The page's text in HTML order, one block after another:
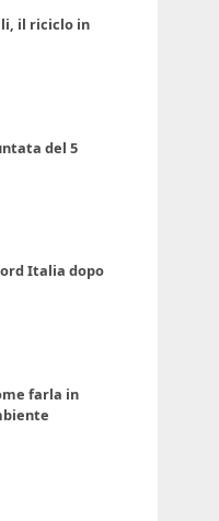
il riciclo in
del 5
Italia dopo
farla in